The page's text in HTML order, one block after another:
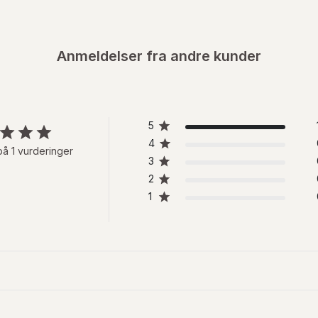
Anmeldelser fra andre kunder
1 vurderinger
5
4
3
2
1